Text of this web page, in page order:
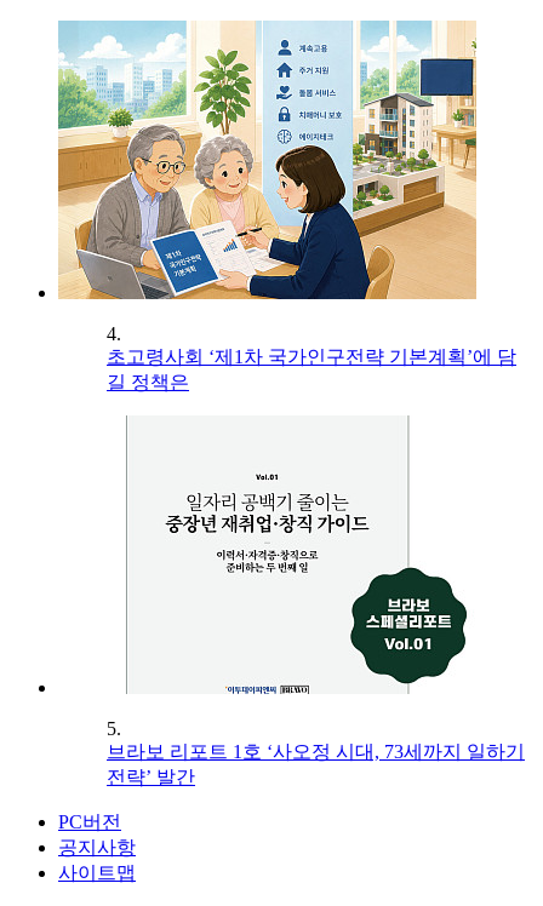
4.
초고령사회 ‘제1차 국가인구전략 기본계획’에 담
길 정책은
5.
브라보 리포트 1호 ‘사오정 시대, 73세까지 일하기
전략’ 발간
PC버전
공지사항
사이트맵